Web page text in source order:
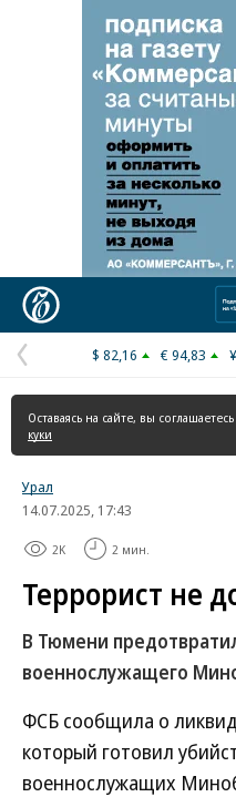
Реклама в «Ъ»
Предыдущая
страница
$ 82,16 € 94,83
Оставаясь на сайте, вы соглашаетесь
куки
Урал
14.07.2025, 17:43
2K 2 мин.
Террорист не
В Тюмени
военнослужащего
ФСБ сообщила о
который готовил
военнослужащих